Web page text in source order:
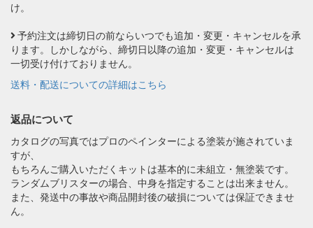
け。
予約注文は締切日の前ならいつでも追加・変更・キャンセルを承
ります。しかしながら、締切日以降の追加・変更・キャンセルは
一切受け付けておりません。
送料・配送についての詳細はこちら
返品について
カタログの写真ではプロのペインターによる塗装が施されていま
すが、
もちろんご購入いただくキットは基本的に未組立・無塗装です。
ランダムブリスターの場合、中身を指定することは出来ません。
また、発送中の事故や商品開封後の破損については保証できませ
ん。